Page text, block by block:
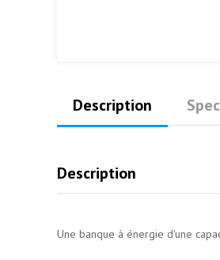
Description
Description
Une banque à énergie d'une